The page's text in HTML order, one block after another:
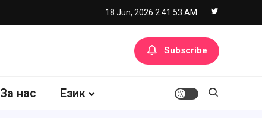
18 Jun, 2026 2:41:54 AM
Subscribe
За нас Език